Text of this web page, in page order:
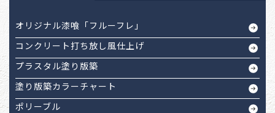
オリジナル漆喰「フルーフレ」
コンクリート打ち放し風仕上げ
プラスタル塗り版築
塗り版築カラーチャート
ポリーブル